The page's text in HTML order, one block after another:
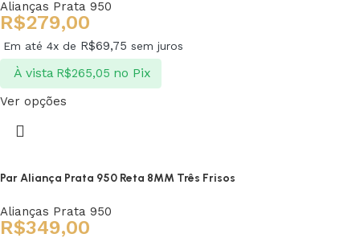
Alianças Prata 950
R$279,00
Em até 4x de R$69,75 sem juros
À vista R$265,05 no Pix
Ver opções
Par Aliança Prata 950 Reta 8MM Três Frisos
Alianças Prata 950
R$349,00